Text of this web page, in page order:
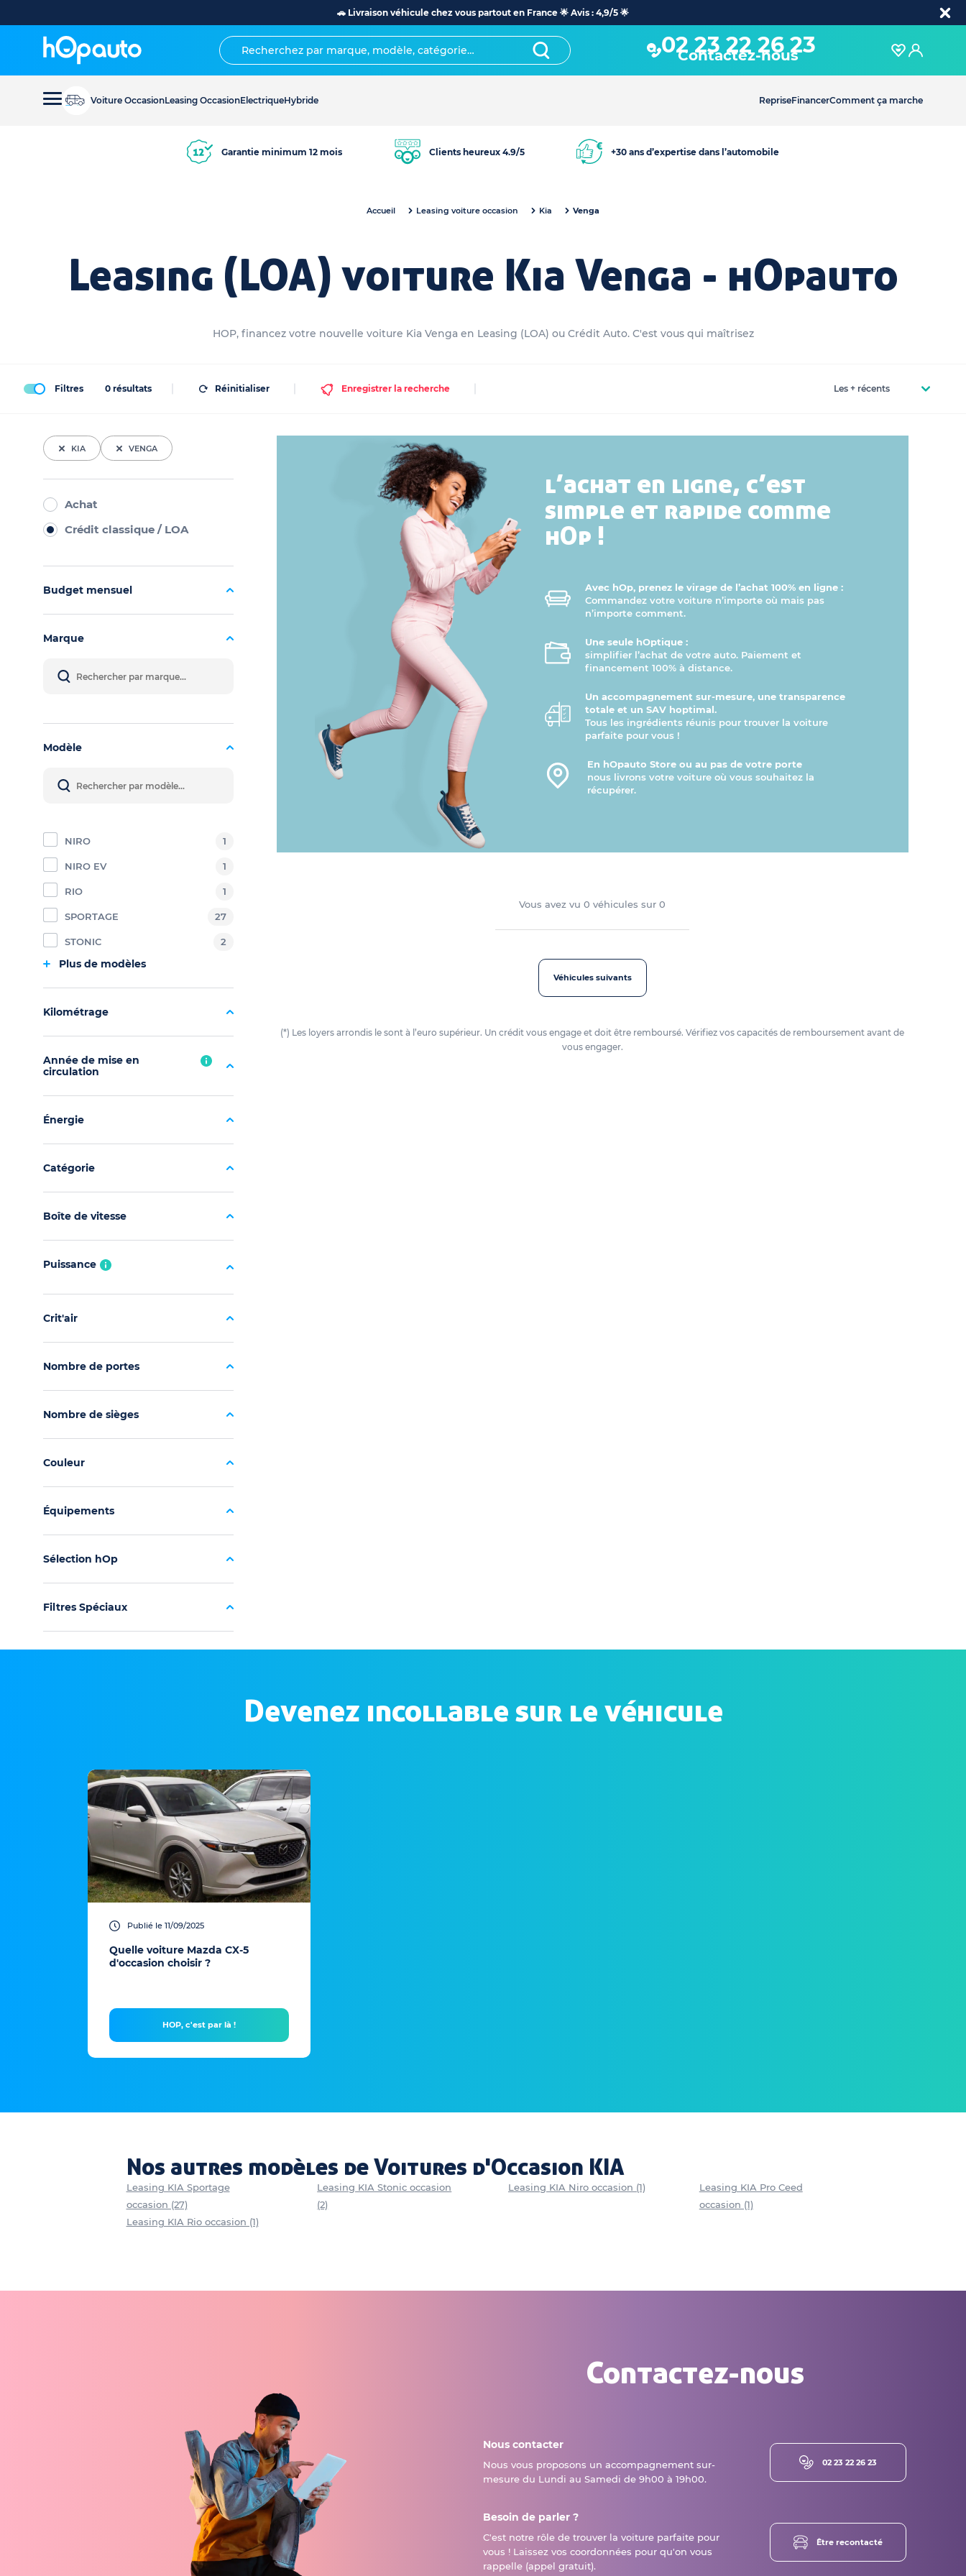
🚗 Livraison véhicule chez vous partout en France 🌟 Avis : 4,9/5 🌟
02 23 22 26 23
Contactez-nous
Voiture OccasionLeasing OccasionElectriqueHybride RepriseFinancerComment ça marche
Garantie minimum 12 mois Clients heureux 4.9/5 +30 ans d’expertise dans l’automobile
Accueil Leasing voiture occasion Kia Venga
Leasing (LOA) voiture Kia Venga - hOpauto
HOP, financez votre nouvelle voiture Kia Venga en Leasing (LOA) ou Crédit Auto. C'est vous qui maîtrisez
Filtres 0 résultats Réinitialiser Enregistrer la recherche
KIA VENGA
Achat
Crédit classique / LOA
Budget mensuel
Marque
Modèle
NIRO 1
NIRO EV 1
RIO 1
SPORTAGE 27
STONIC 2
Plus de modèles
Kilométrage
Année de mise en
circulation
Énergie
Catégorie
Boîte de vitesse
Puissance
Crit'air
Nombre de portes
Nombre de sièges
Couleur
Équipements
Sélection hOp
Filtres Spéciaux
l’achat en ligne, c’est
simple et rapide comme
hOp !
Avec hOp, prenez le virage de l’achat 100% en ligne :
Commandez votre voiture n’importe où mais pas
n’importe comment.
Une seule hOptique :
simplifier l’achat de votre auto. Paiement et
financement 100% à distance.
Un accompagnement sur-mesure, une transparence
totale et un SAV hoptimal.
Tous les ingrédients réunis pour trouver la voiture
parfaite pour vous !
En hOpauto Store ou au pas de votre porte
nous livrons votre voiture où vous souhaitez la
récupérer.
Vous avez vu 0véhicules sur0
Véhicules suivants
(*) Les loyers arrondis le sont à l’euro supérieur. Un crédit vous engage et doit être remboursé. Vérifiez vos capacités de remboursement avant de
vous engager.
Devenez incollable sur le véhicule
Publié le 11/09/2025
Quelle voiture Mazda CX-5
d'occasion choisir ?
HOP, c'est par là !
Nos autres modèles de Voitures d'Occasion KIA
Leasing KIA Sportage
occasion (27)
Leasing KIA Stonic occasion
(2)
Leasing KIA Niro occasion (1)
Leasing KIA Pro Ceed
occasion (1)
Leasing KIA Rio occasion (1)
Contactez-nous
Nous contacter
Nous vous proposons un accompagnement sur-
mesure du Lundi au Samedi de 9h00 à 19h00.
02 23 22 26 23
Besoin de parler ?
C'est notre rôle de trouver la voiture parfaite pour
vous ! Laissez vos coordonnées pour qu'on vous
rappelle (appel gratuit).
Être recontacté